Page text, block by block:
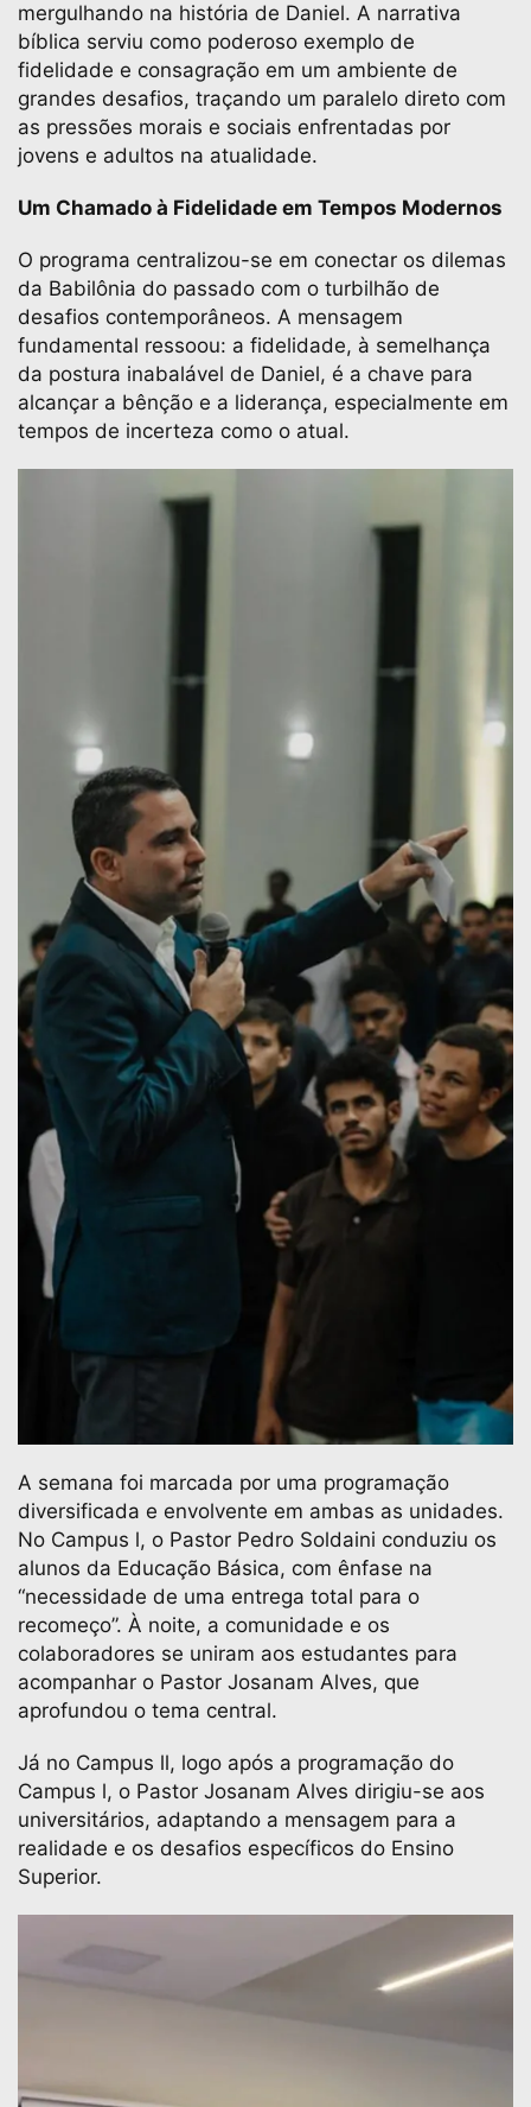
mergulhando na história de Daniel. A narrativa
bíblica serviu como poderoso exemplo de
fidelidade e consagração em um ambiente de
grandes desafios, traçando um paralelo direto com
as pressões morais e sociais enfrentadas por
jovens e adultos na atualidade.
Um Chamado à Fidelidade em Tempos Modernos
O programa centralizou-se em conectar os dilemas
da Babilônia do passado com o turbilhão de
desafios contemporâneos. A mensagem
fundamental ressoou: a fidelidade, à semelhança
da postura inabalável de Daniel, é a chave para
alcançar a bênção e a liderança, especialmente em
tempos de incerteza como o atual.
A semana foi marcada por uma programação
diversificada e envolvente em ambas as unidades.
No Campus l, o Pastor Pedro Soldaini conduziu os
alunos da Educação Básica, com ênfase na
“necessidade de uma entrega total para o
recomeço”. À noite, a comunidade e os
colaboradores se uniram aos estudantes para
acompanhar o Pastor Josanam Alves, que
aprofundou o tema central.
Já no Campus ll, logo após a programação do
Campus l, o Pastor Josanam Alves dirigiu-se aos
universitários, adaptando a mensagem para a
realidade e os desafios específicos do Ensino
Superior.